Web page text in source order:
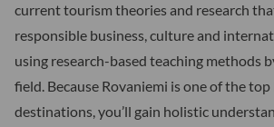
current tourism theories and research
responsible business, culture and
using research-based teaching methods
field. Because Rovaniemi is one of the
destinations, you’ll gain holistic